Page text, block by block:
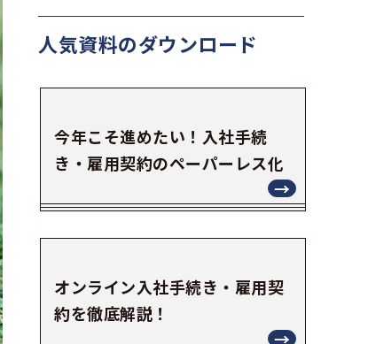
人気資料のダウンロード
今年こそ進めたい！入社手続
き・雇用契約のペーパーレス化
オンライン入社手続き・雇用契
約を徹底解説！